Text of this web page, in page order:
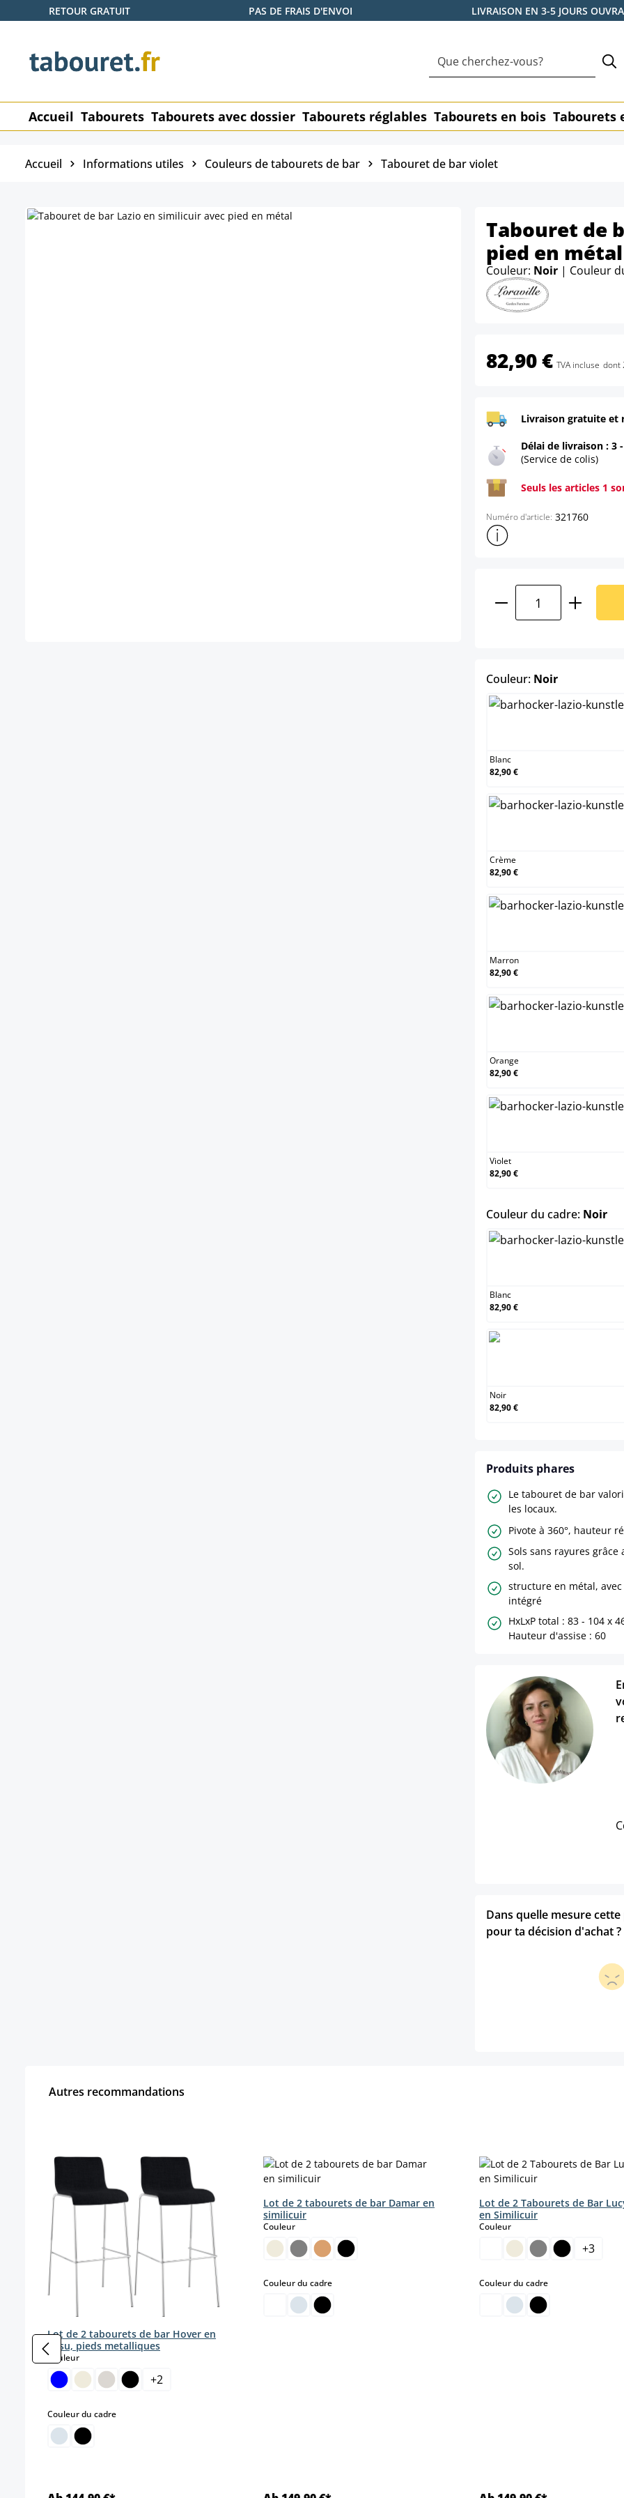
au contenu principal
Passer à la recherche
Passer à la navigation principale
RETOUR GRATUIT PAS DE FRAIS D'ENVOI LIVRAISON EN 3-5 JOURS
Accueil Tabourets Tabourets avec dossier Tabourets réglables Tabourets en bois Tabourets
Accueil Informations utiles Couleurs de tabourets de bar Tabouret de bar violet
Tabouret de
pied en métal
Couleur: Noir | Couleur
82,90 € TVA incluse dont
Livraison gratuite et
Délai de livraison : 3
(Service de colis)
Seuls les articles 1
Numéro d'article: 321760
Afficher plus d'informations
Quantité de
Couleur: Noirselect
Blanc
82,90 €
Crème
82,90 €
Marron
82,90 €
Orange
82,90 €
Violet
82,90 €
Couleur du cadre: Noir
Blanc
82,90 €
Noir
82,90 €
Produits phares
Le tabouret de bar
les locaux.
Pivote à 360°, hauteur
Sols sans rayures
sol.
structure en métal,
intégré
HxLxP total : 83 - 104 x
Hauteur d'assise : 60
Dans quelle mesure
pour ta décision d'achat ?
Autres recommandations
Lot de 2 tabourets de bar Hover en
tissu, pieds metalliques
Couleurselect
+2
Couleur du cadreselect
Lot de 2 tabourets de bar Damar en
similicuir
Couleurselect
Couleur du cadreselect
Lot de 2 Tabourets de Bar
en Similicuir
Couleurselect
+3
Couleur du cadreselect